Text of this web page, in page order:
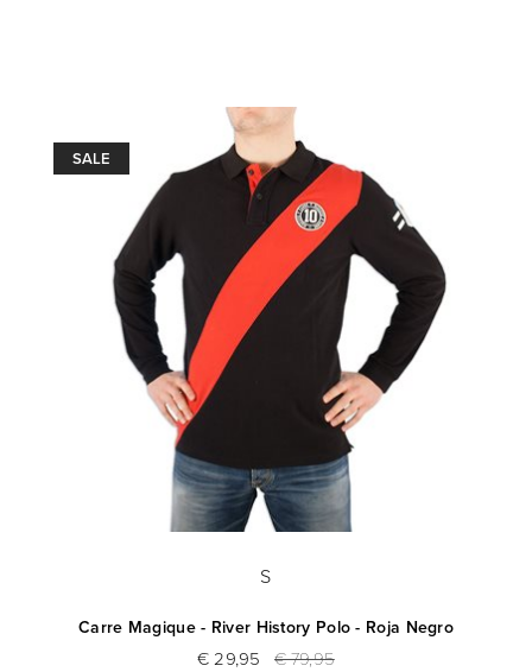
SALE
S
Carre Magique - River History Polo - Roja Negro
€ 29,95 € 79,95